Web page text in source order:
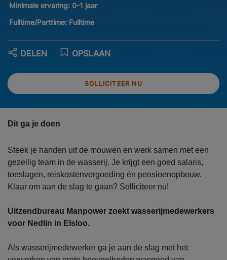
Minimale ervaring: 0-1 jaar
Fulltime/Parttime: Fulltime
SOLLICITEER NU
OPSLAAN
DELEN
Dit ga je doen
Steek je handen uit de mouwen en werk samen met een
gezellig team in de wasserij. Je krijgt een goed salaris,
toeslagen, reiskostenvergoeding én pensioenopbouw.
Klaar om aan de slag te gaan? Solliciteer nu!
Uitzendbureau Manpower zoekt wasserijmedewerkers
voor Nedlin in Elsloo.
Als wasserijmedewerker ga je aan de slag met het